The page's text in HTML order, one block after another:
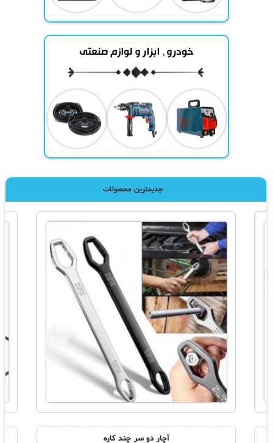
جدیدترین محصولات
آچار دو سر چند کاره